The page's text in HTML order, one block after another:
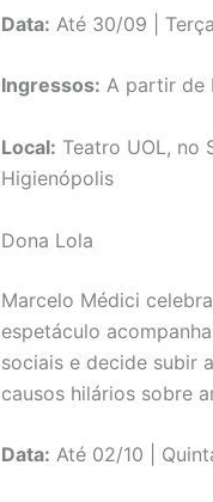
Data: Até 30/09 |
Ingressos: A partir de
Local: Teatro UOL, no
Higienópolis
Dona Lola
Marcelo Médici
espetáculo
sociais e decide subir
causos hilários sobre
Data: Até 02/10 |